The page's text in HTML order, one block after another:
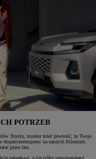
POTRZEB
Toyoty, możesz mieć pewność, że Twoje
na naszych Klientach.
przez lata.
napędową, a nie tylko wspomagającą,